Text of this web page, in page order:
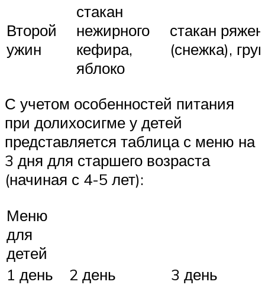
Второй
ужин
стакан
нежирного
кефира,
яблоко
стакан
(снежка),
С учетом особенностей питания
при долихосигме у детей
представляется таблица с меню на
3 дня для старшего возраста
(начиная с 4-5 лет):
Меню
для
детей
1 день
2 день 3 день